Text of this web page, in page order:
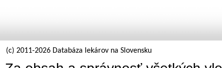
(c) 2011-2026 Databáza lekárov na Slovensku